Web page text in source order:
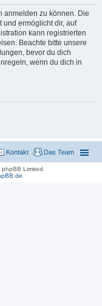
anmelden zu können. Die
und ermöglicht dir, auf
kann registrierten
Beachte bitte unsere
bevor du dich
wenn du dich in
Das Team
Kontakt
Limited